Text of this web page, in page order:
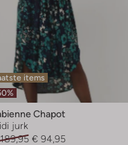
items
Chapot
jurk
€ 94,95